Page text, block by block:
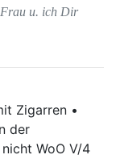
Frau u. ich Dir
Zigarren •
der
WoO V/4